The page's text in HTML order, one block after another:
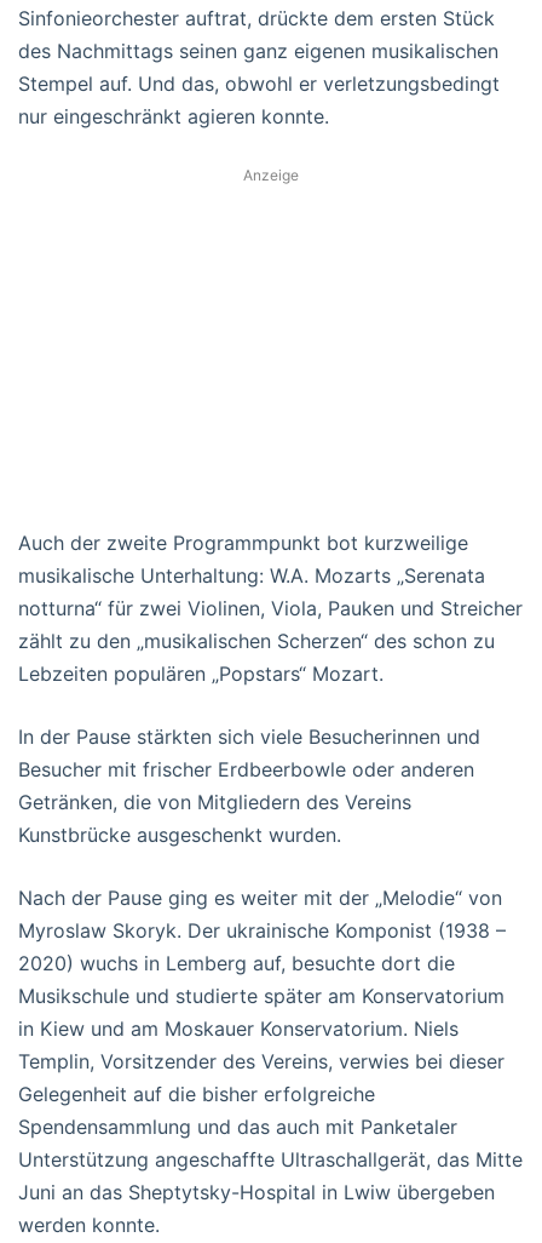
Sinfonieorchester auftrat, drückte dem ersten Stück
des Nachmittags seinen ganz eigenen musikalischen
Stempel auf. Und das, obwohl er verletzungsbedingt
nur eingeschränkt agieren konnte.
Anzeige
Auch der zweite Programmpunkt bot kurzweilige
musikalische Unterhaltung: W.A. Mozarts „Serenata
notturna“ für zwei Violinen, Viola, Pauken und Streicher
zählt zu den „musikalischen Scherzen“ des schon zu
Lebzeiten populären „Popstars“ Mozart.
In der Pause stärkten sich viele Besucherinnen und
Besucher mit frischer Erdbeerbowle oder anderen
Getränken, die von Mitgliedern des Vereins
Kunstbrücke ausgeschenkt wurden.
Nach der Pause ging es weiter mit der „Melodie“ von
Myroslaw Skoryk. Der ukrainische Komponist (1938 –
2020) wuchs in Lemberg auf, besuchte dort die
Musikschule und studierte später am Konservatorium
in Kiew und am Moskauer Konservatorium. Niels
Templin, Vorsitzender des Vereins, verwies bei dieser
Gelegenheit auf die bisher erfolgreiche
Spendensammlung und das auch mit Panketaler
Unterstützung angeschaffte Ultraschallgerät, das Mitte
Juni an das Sheptytsky-Hospital in Lwiw übergeben
werden konnte.